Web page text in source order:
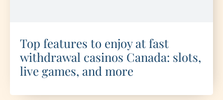
Top features to enjoy at fast
withdrawal casinos Canada: slots,
live games, and more